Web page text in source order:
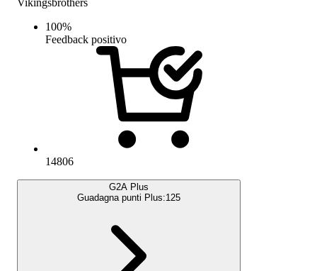
100%
Feedback positivo
14806
G2A Plus
Guadagna punti Plus:125